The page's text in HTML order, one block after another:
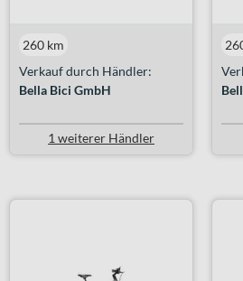
Verkauf durch Händler:
Bella Bici GmbH
260 km
1 weiterer Händler